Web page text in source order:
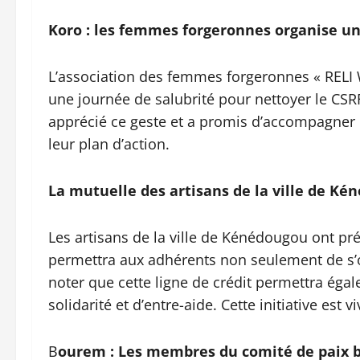
Koro : les femmes forgeronnes organise
L’association des femmes forgeronnes «
une journée de salubrité pour nettoyer le
apprécié ce geste et a promis
leur plan d’action.
La mutuelle des artisans de la ville de
Les artisans de la ville de Kénédougou ont
permettra aux adhérents non seulement de
noter que cette ligne de crédit permettra
solidarité et d’entre-aide. Cette initiative est
Bourem : Les membres du comité de paix